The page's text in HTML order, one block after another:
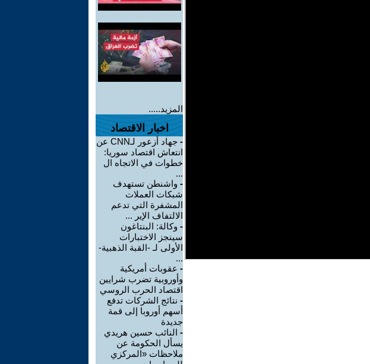
المزيد.....
اخبار الاقتصاد
-
جهاد أزعور لـCNN عن
انتعاش اقتصاد سوريا:
خطوات في الاتجاه ال
...
- واشنطن تستهدف
شبكات العملات
المشفرة التي تدعم
الالتفاف الإير ...
- وكالة: البنتاغون
سينجز الاختبارات
الأولى لـ -القبة الذهبية-
...
- عقوبات أمريكية
وأوروبية تضرب شرايين
اقتصاد الحرب الروسي
- نتائج الشركات تدفع
أسهم أوروبا إلى قمة
جديدة
- النائب حسين هريدي
يسأل الحكومة عن
ملاحظات «المركزي